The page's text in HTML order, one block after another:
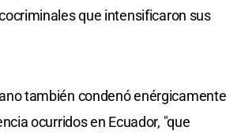
que intensificaron sus
también condenó enérgicamente
ocurridos en Ecuador, "que